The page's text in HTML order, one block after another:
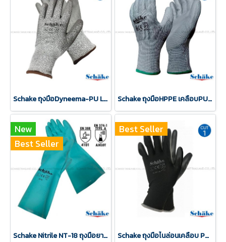
Schake ถุงมือDyneema-PU Level5 ถุงมือกันบาดCut5 Schake ถุงมือHPPE เคลือบPU ถุงมือกันบาดCut E สีเทา
New
Best Seller
Schake Nitrile NT-18 ถุงมือยางไนไตร
Best Seller
Schake ถุงมือไนล่อนเคลือบ PU เต็มฝ่ามือ สีดำ